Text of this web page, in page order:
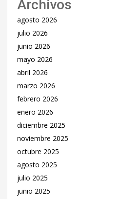
Archivos
agosto 2026
julio 2026
junio 2026
mayo 2026
abril 2026
marzo 2026
febrero 2026
enero 2026
diciembre 2025
noviembre 2025
octubre 2025
agosto 2025
julio 2025
junio 2025